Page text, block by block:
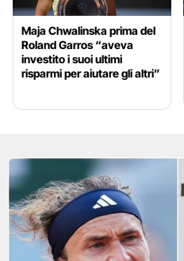
Maja Chwalinska prima del
Roland Garros “aveva
investito i suoi ultimi
risparmi per aiutare gli altri”